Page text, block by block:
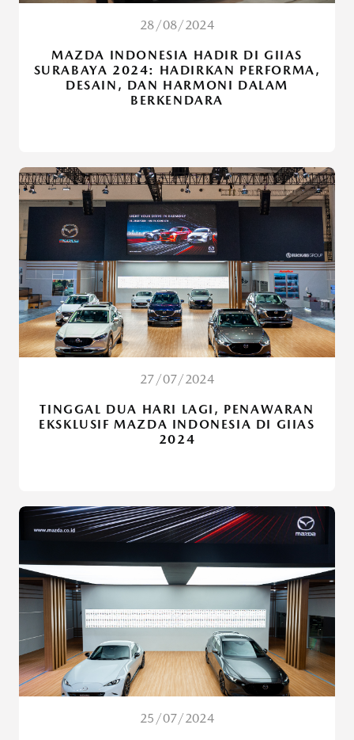
28/08/2024
MAZDA INDONESIA HADIR DI GIIAS
SURABAYA 2024: HADIRKAN PERFORMA,
DESAIN, DAN HARMONI DALAM
BERKENDARA
27/07/2024
TINGGAL DUA HARI LAGI, PENAWARAN
EKSKLUSIF MAZDA INDONESIA DI GIIAS
2024
25/07/2024